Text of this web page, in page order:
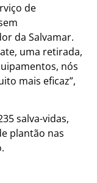
de
da Salvamar.
uma retirada,
nós
mais eficaz”,
salva-vidas,
plantão nas